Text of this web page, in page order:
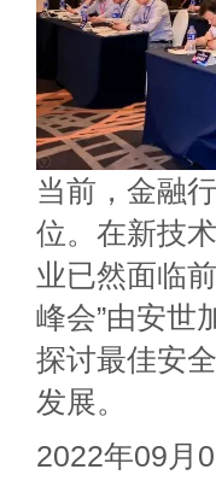
当前，金融
位。在新技
业已然面临
峰会”由安世
探讨最佳安
发展。
2022年09月